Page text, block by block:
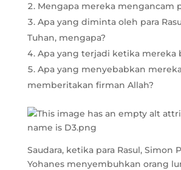
Mengapa mereka mengancam
Apa yang diminta oleh para
Tuhan, mengapa?
Apa yang terjadi ketika mereka
Apa yang menyebabkan
memberitakan firman Allah?
Saudara, ketika para Rasul, Simon
Yohanes menyembuhkan orang